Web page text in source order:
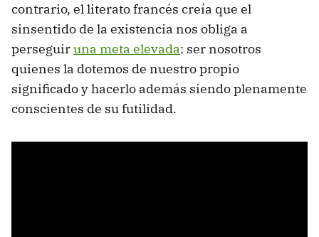
contrario, el literato francés creía que el
sinsentido de la existencia nos obliga a
perseguiruna meta elevada: ser nosotros
quienes la dotemos de nuestro propio
significado y hacerlo además siendo plenamente
conscientes de su futilidad.